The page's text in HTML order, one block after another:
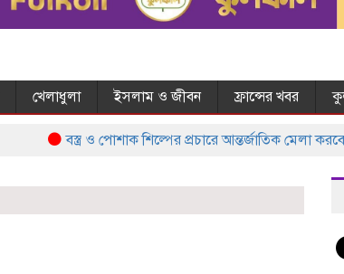
খেলাধুলা ইসলাম ও জীবন ফ্রান্সের খবর
বস্ত্র ও পোশাক শিল্পের প্রচারে আন্তর্জাতিক মেলা করবে